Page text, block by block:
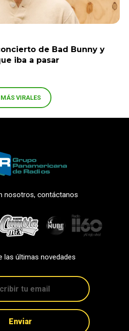
de Bad Bunny y
iba a pasar
MÁS VIRALES
nosotros, contáctanos
las últimas novedades
Enviar